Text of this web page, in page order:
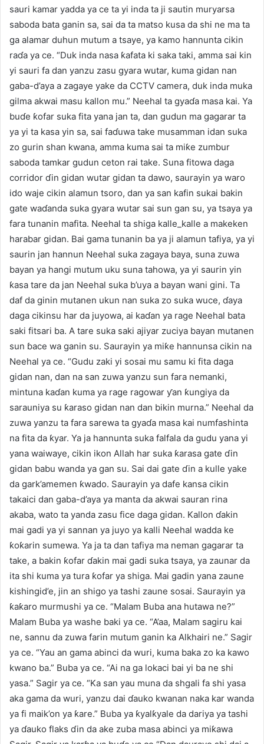
sauri kamar yadda ya ce ta yi inda ta ji sautin muryarsa
saboda bata ganin sa, sai da ta matso kusa da shi ne ma ta
ga alamar duhun mutum a tsaye, ya kamo hannunta cikin
raɗa ya ce. “Duk inda nasa ƙafata ki saka taki, amma sai kin
yi sauri fa dan yanzu zasu gyara wutar, kuma gidan nan
gaba-d’aya a zagaye yake da CCTV camera, duk inda muka
gilma akwai masu kallon mu.” Neehal ta gyaɗa masa kai. Ya
buɗe ƙofar suka fita yana jan ta, dan gudun ma gagarar ta
ya yi ta kasa yin sa, sai faɗuwa take musamman idan suka
zo gurin shan kwana, amma kuma sai ta miƙe zumbur
saboda tamkar gudun ceton rai take. Suna fitowa daga
corridor ɗin gidan wutar gidan ta dawo, saurayin ya waro
ido waje cikin alamun tsoro, dan ya san kafin sukai bakin
gate waɗanda suka gyara wutar sai sun gan su, ya tsaya ya
fara tunanin mafita. Neehal ta shiga kalle_kalle a makeken
harabar gidan. Bai gama tunanin ba ya ji alamun tafiya, ya yi
saurin jan hannun Neehal suka zagaya baya, suna zuwa
bayan ya hangi mutum uku suna tahowa, ya yi saurin yin
ƙasa tare da jan Neehal suka b’uya a bayan wani gini. Ta
daf da ginin mutanen ukun nan suka zo suka wuce, ɗaya
daga cikinsu har da juyowa, ai kaɗan ya rage Neehal bata
saki fitsari ba. A tare suka saki ajiyar zuciya bayan mutanen
sun ɓace wa ganin su. Saurayin ya miƙe hannunsa cikin na
Neehal ya ce. “Gudu zaki yi sosai mu samu ki fita daga
gidan nan, dan na san zuwa yanzu sun fara nemanki,
mintuna kaɗan kuma ya rage ragowar ƴan ƙungiya da
sarauniya su ƙaraso gidan nan dan bikin murna.” Neehal da
zuwa yanzu ta fara sarewa ta gyaɗa masa kai numfashinta
na fita da ƙyar. Ya ja hannunta suka falfala da gudu yana yi
yana waiwaye, cikin ikon Allah har suka ƙarasa gate ɗin
gidan babu wanda ya gan su. Sai dai gate ɗin a kulle yake
da gark’amemen ƙwado. Saurayin ya dafe kansa cikin
takaici dan gaba-d’aya ya manta da akwai sauran rina
akaba, wato ta yanda zasu fice daga gidan. Kallon ɗakin
mai gadi ya yi sannan ya juyo ya kalli Neehal wadda ke
ƙoƙarin sumewa. Ya ja ta dan tafiya ma neman gagarar ta
take, a bakin ƙofar ɗakin mai gadi suka tsaya, ya zaunar da
ita shi kuma ya tura ƙofar ya shiga. Mai gadin yana zaune
kishingid’e, jin an shigo ya tashi zaune sosai. Saurayin ya
ƙaƙaro murmushi ya ce. “Malam Buba ana hutawa ne?”
Malam Buba ya washe baki ya ce. “A’aa, Malam sagiru kai
ne, sannu da zuwa farin mutum ganin ka Alkhairi ne.” Sagir
ya ce. “Yau an gama abinci da wuri, kuma baka zo ka kawo
kwano ba.” Buba ya ce. “Ai na ga lokaci bai yi ba ne shi
yasa.” Sagir ya ce. “Ka san yau muna da shgali fa shi yasa
aka gama da wuri, yanzu dai ɗauko kwanan naka kar wanda
ya fi maik’on ya ƙare.” Buba ya ƙyalƙyale da dariya ya tashi
ya ɗauko flaks ɗin da ake zuba masa abinci ya miƙawa